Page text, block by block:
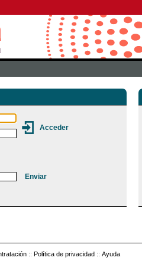
:: Política de privacidad :: Ayuda